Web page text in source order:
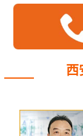
西